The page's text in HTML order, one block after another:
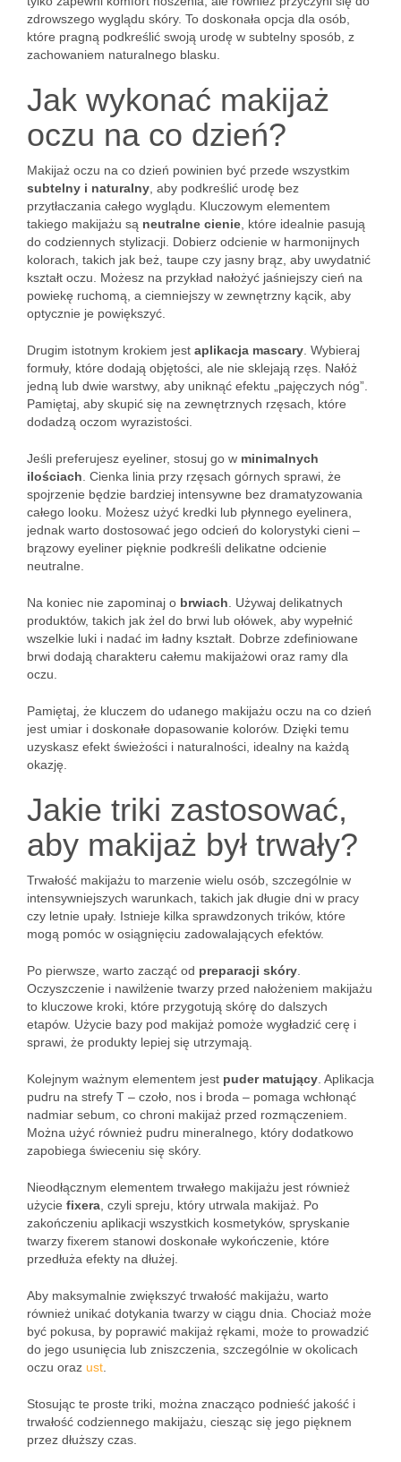
zdrowszego wyglądu skóry. To doskonała opcja dla osób,
które pragną podkreślić swoją urodę w subtelny sposób, z
zachowaniem naturalnego blasku.
Jak wykonać makijaż
oczu na co dzień?
Makijaż oczu na co dzień powinien być przede wszystkim
subtelny i naturalny , aby podkreślić urodę bez
przytłaczania całego wyglądu. Kluczowym elementem
takiego makijażu są neutralne cienie , które idealnie pasują
do codziennych stylizacji. Dobierz odcienie w harmonijnych
kolorach, takich jak beż, taupe czy jasny brąz, aby uwydatnić
kształt oczu. Możesz na przykład nałożyć jaśniejszy cień na
powiekę ruchomą, a ciemniejszy w zewnętrzny kącik, aby
optycznie je powiększyć.
Drugim istotnym krokiem jest aplikacja mascary . Wybieraj
formuły, które dodają objętości, ale nie sklejają rzęs. Nałóż
jedną lub dwie warstwy, aby uniknąć efektu „pajęczych nóg”.
Pamiętaj, aby skupić się na zewnętrznych rzęsach, które
dodadzą oczom wyrazistości.
Jeśli preferujesz eyeliner, stosuj go w minimalnych
ilościach . Cienka linia przy rzęsach górnych sprawi, że
spojrzenie będzie bardziej intensywne bez dramatyzowania
całego looku. Możesz użyć kredki lub płynnego eyelinera,
jednak warto dostosować jego odcień do kolorystyki cieni –
brązowy eyeliner pięknie podkreśli delikatne odcienie
neutralne.
Na koniec nie zapominaj o brwiach . Używaj delikatnych
produktów, takich jak żel do brwi lub ołówek, aby wypełnić
wszelkie luki i nadać im ładny kształt. Dobrze zdefiniowane
brwi dodają charakteru całemu makijażowi oraz ramy dla
oczu.
Pamiętaj, że kluczem do udanego makijażu oczu na co dzień
jest umiar i doskonałe dopasowanie kolorów. Dzięki temu
uzyskasz efekt świeżości i naturalności, idealny na każdą
okazję.
Jakie triki zastosować,
aby makijaż był trwały?
Trwałość makijażu to marzenie wielu osób, szczególnie w
intensywniejszych warunkach, takich jak długie dni w pracy
czy letnie upały. Istnieje kilka sprawdzonych trików, które
mogą pomóc w osiągnięciu zadowalających efektów.
Po pierwsze, warto zacząć od preparacji skóry
Oczyszczenie i nawilżenie twarzy przed nałożeniem makijażu
to kluczowe kroki, które przygotują skórę do dalszych
etapów. Użycie bazy pod makijaż pomoże wygładzić cerę i
sprawi, że produkty lepiej się utrzymają.
Kolejnym ważnym elementem jest puder matujący . Aplikacja
pudru na strefy T – czoło, nos i broda – pomaga wchłonąć
nadmiar sebum, co chroni makijaż przed rozmączeniem.
Można użyć również pudru mineralnego, który dodatkowo
zapobiega świeceniu się skóry.
Nieodłącznym elementem trwałego makijażu jest również
użycie fixera , czyli spreju, który utrwala makijaż. Po
zakończeniu aplikacji wszystkich kosmetyków, spryskanie
twarzy fixerem stanowi doskonałe wykończenie, które
przedłuża efekty na dłużej.
Aby maksymalnie zwiększyć trwałość makijażu, warto
również unikać dotykania twarzy w ciągu dnia. Chociaż może
być pokusa, by poprawić makijaż rękami, może to prowadzić
do jego usunięcia lub zniszczenia, szczególnie w okolicach
oczu oraz ust
Stosując te proste triki, można znacząco podnieść jakość i
trwałość codziennego makijażu, ciesząc się jego pięknem
przez dłuższy czas.